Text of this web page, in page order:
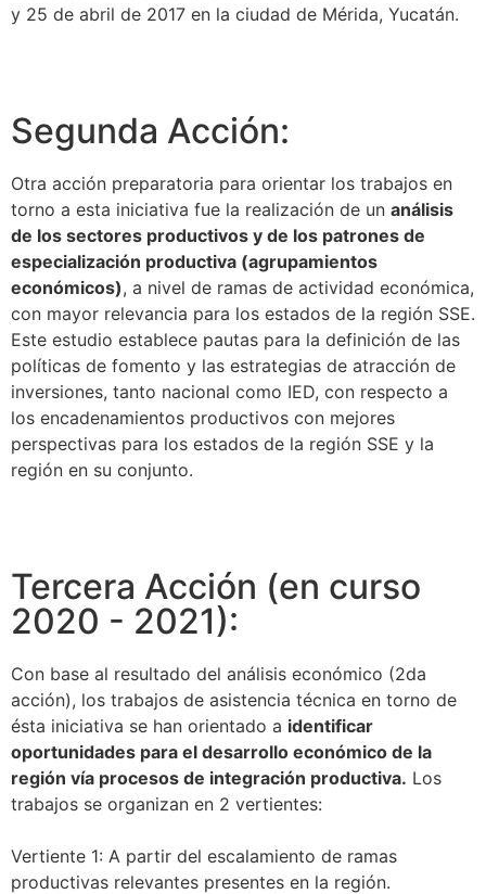
y 25 de abril de 2017 en la ciudad de Mérida, Yucatán.
Segunda Acción:
Otra acción preparatoria para orientar los trabajos en
torno a esta iniciativa fue la realización de un análisis
de los sectores productivos y de los patrones de
especialización productiva (agrupamientos
económicos), a nivel de ramas de actividad económica,
con mayor relevancia para los estados de la región SSE.
Este estudio establece pautas para la definición de las
políticas de fomento y las estrategias de atracción de
inversiones, tanto nacional como IED, con respecto a
los encadenamientos productivos con mejores
perspectivas para los estados de la región SSE y la
región en su conjunto.
Tercera Acción (en curso
2020 - 2021):
Con base al resultado del análisis económico (2da
acción), los trabajos de asistencia técnica en torno de
ésta iniciativa se han orientado a identificar
oportunidades para el desarrollo económico de la
región vía procesos de integración productiva. Los
trabajos se organizan en 2 vertientes:
Vertiente 1: A partir del escalamiento de ramas
productivas relevantes presentes en la región.